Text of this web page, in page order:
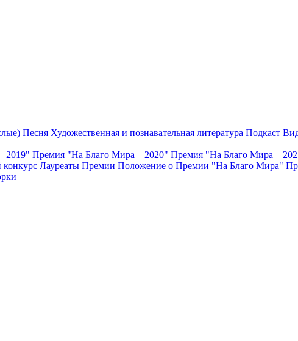
Песня Художественная и познавательная литература Подкаст
2019" Премия "На Благо Мира – 2020" Премия "На Благо Мира –
Лауреаты Премии Положение о Премии "На Благо Мира"